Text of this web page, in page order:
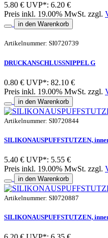
5.80 € UVP*: 6.20 €
Preis inkl. 19.00% MwSt. zzgl.
in den Warenkorb
Artikelnummer: SI0720739
DRUCKANSCHLUSSNIPPEL G
0.80 € UVP*: 82.10 €
Preis inkl. 19.00% MwSt. zzgl.
in den Warenkorb
Artikelnummer: SI0720844
SILIKONAUSPUFFSTUTZEN,
5.40 € UVP*: 5.55 €
Preis inkl. 19.00% MwSt. zzgl.
in den Warenkorb
Artikelnummer: SI0720887
SILIKONAUSPUFFSTUTZEN,